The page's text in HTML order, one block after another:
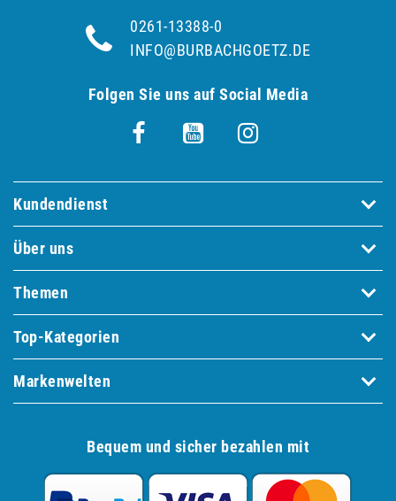
0261-13388-0
INFO@BURBACHGOETZ.DE
Folgen Sie uns auf Social Media
Kundendienst
Über uns
Themen
Top-Kategorien
Markenwelten
Bequem und sicher bezahlen mit